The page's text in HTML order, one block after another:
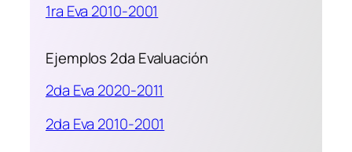
1ra Eva 2010-2001
Ejemplos 2da Evaluación
2da Eva 2020-2011
2da Eva 2010-2001